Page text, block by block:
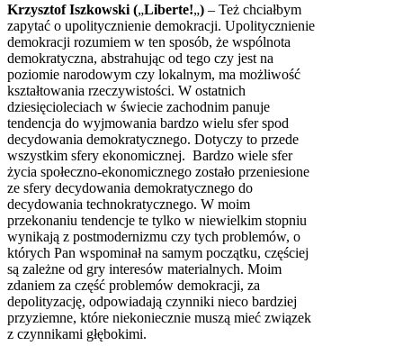
Krzysztof Iszkowski („Liberte!„) – Też chciałbym
zapytać o upolitycznienie demokracji. Upolitycznienie
demokracji rozumiem w ten sposób, że wspólnota
demokratyczna, abstrahując od tego czy jest na
poziomie narodowym czy lokalnym, ma możliwość
kształtowania rzeczywistości. W ostatnich
dziesięcioleciach w świecie zachodnim panuje
tendencja do wyjmowania bardzo wielu sfer spod
decydowania demokratycznego. Dotyczy to przede
wszystkim sfery ekonomicznej. Bardzo wiele sfer
życia społeczno-ekonomicznego zostało przeniesione
ze sfery decydowania demokratycznego do
decydowania technokratycznego. W moim
przekonaniu tendencje te tylko w niewielkim stopniu
wynikają z postmodernizmu czy tych problemów, o
których Pan wspominał na samym początku, częściej
są zależne od gry interesów materialnych. Moim
zdaniem za część problemów demokracji, za
depolityzację, odpowiadają czynniki nieco bardziej
przyziemne, które niekoniecznie muszą mieć związek
z czynnikami głębokimi.